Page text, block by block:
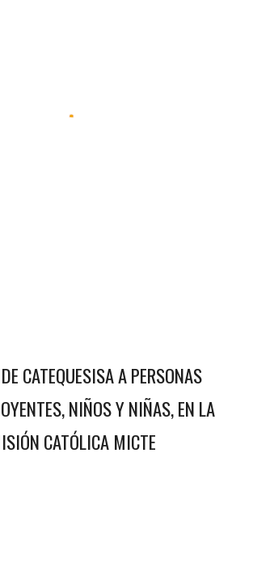
CATEQUESISA A PERSONAS
NIÑOS Y NIÑAS, EN LA
CATÓLICA MICTE